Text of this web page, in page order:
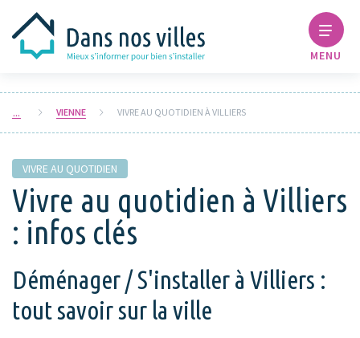
MENU
VIENNE VIVRE AU QUOTIDIEN À VILLIERS
VIVRE AU QUOTIDIEN
Vivre au quotidien à Villiers
: infos clés
Déménager / S'installer à Villiers :
tout savoir sur la ville